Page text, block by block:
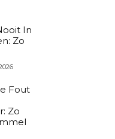
In
Zo
Fout
Zo